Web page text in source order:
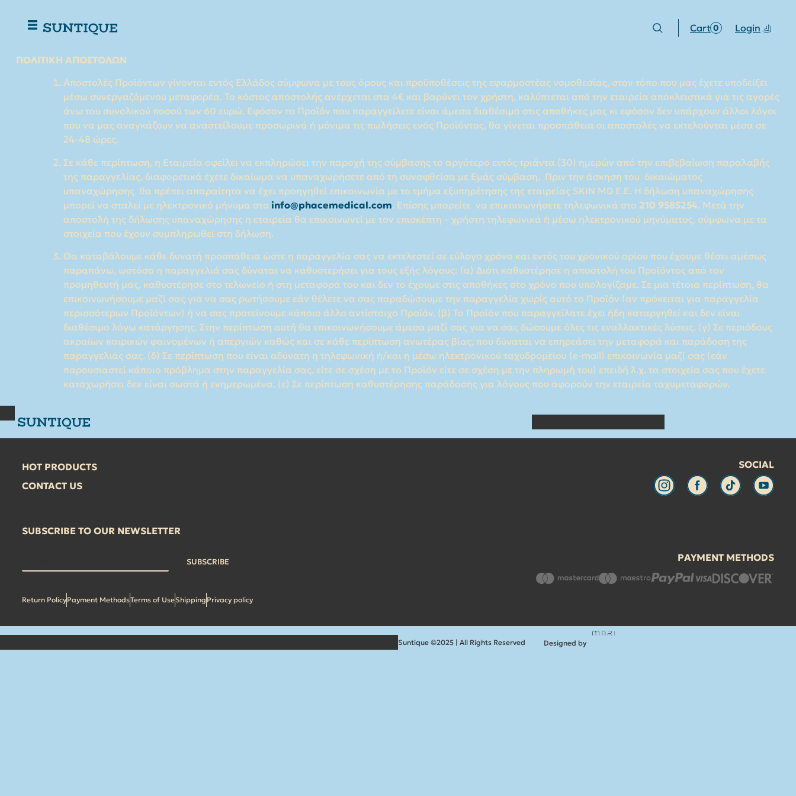
παραγγελιάς σας. (δ) Σε περίπτωση που είναι αδύνατη η τηλεφωνική ή/και η μέσω ηλεκτρονικού ταχυδρομείου (e-mail) επικοινωνία μαζί σας (εάν
παρουσιαστεί κάποιο πρόβλημα στην παραγγελία σας, είτε σε σχέση με το Προϊόν είτε σε σχέση με την πληρωμή του) επειδή λ.χ. τα στοιχεία σας που έχετε
HOT PRODUCTS
CONTACT US
SUBSCRIBE TO OUR NEWSLETTER
SUBSCRIBE
Return PolicyPayment MethodsTerms of UseShipping Privacy policy
SOCIAL
PAYMENT METHODS
Suntique ©2025 | All Rights Reserved Designed by